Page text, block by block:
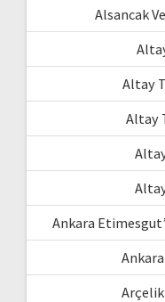
Alsancak
Altay
Altay
Ankara